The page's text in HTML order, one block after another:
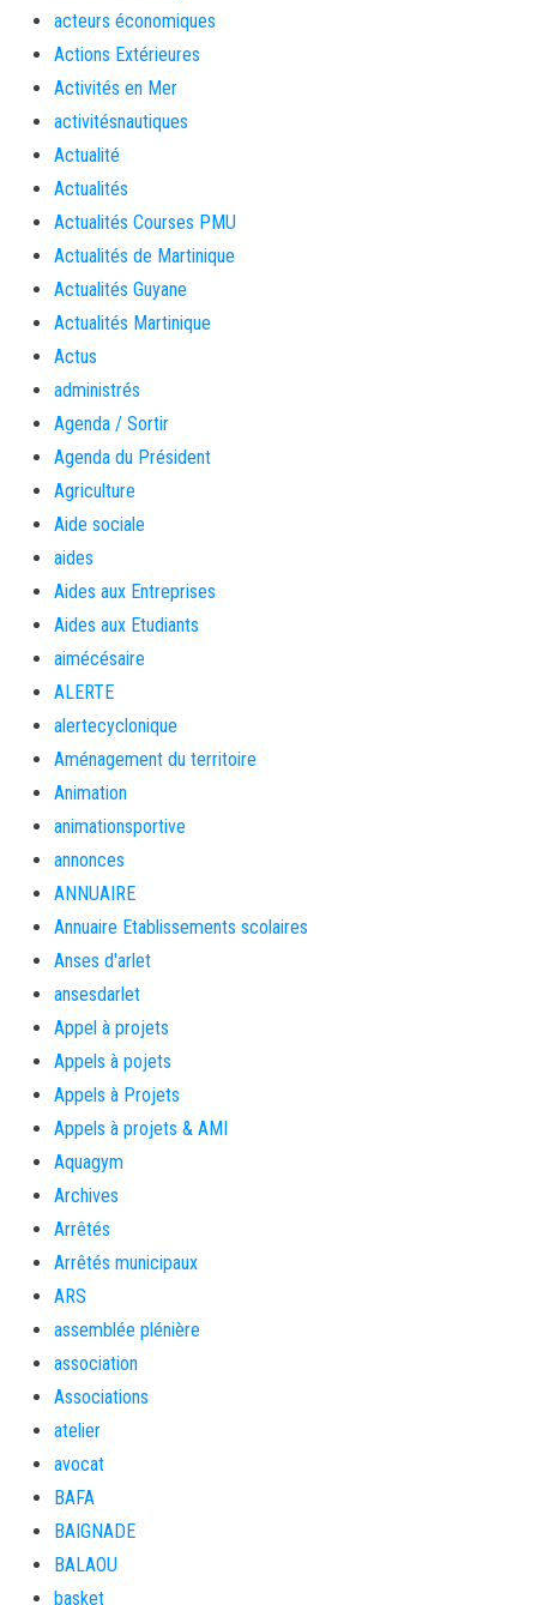
acteurs économiques
Actions Extérieures
Activités en Mer
activitésnautiques
Actualité
Actualités
Actualités Courses PMU
Actualités de Martinique
Actualités Guyane
Actualités Martinique
Actus
administrés
Agenda / Sortir
Agenda du Président
Agriculture
Aide sociale
aides
Aides aux Entreprises
Aides aux Etudiants
aimécésaire
ALERTE
alertecyclonique
Aménagement du territoire
Animation
animationsportive
annonces
ANNUAIRE
Annuaire Etablissements scolaires
Anses d'arlet
ansesdarlet
Appel à projets
Appels à pojets
Appels à Projets
Appels à projets & AMI
Aquagym
Archives
Arrêtés
Arrêtés municipaux
ARS
assemblée plénière
association
Associations
atelier
avocat
BAFA
BAIGNADE
BALAOU
basket